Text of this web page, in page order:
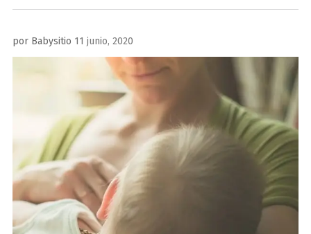
por Babysitio Publicado
el
11 junio, 2020